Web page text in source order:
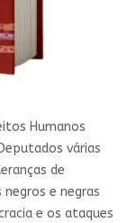
Humanos
várias
de
e negras
e os ataques